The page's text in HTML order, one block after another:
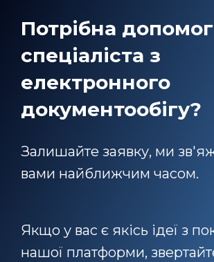
Потрібна
спеціаліста з
електронного
документообігу?
Залишайте заявку, ми
вами найближчим часом.
Якщо у вас є якісь ідеї з
нашої платформи,